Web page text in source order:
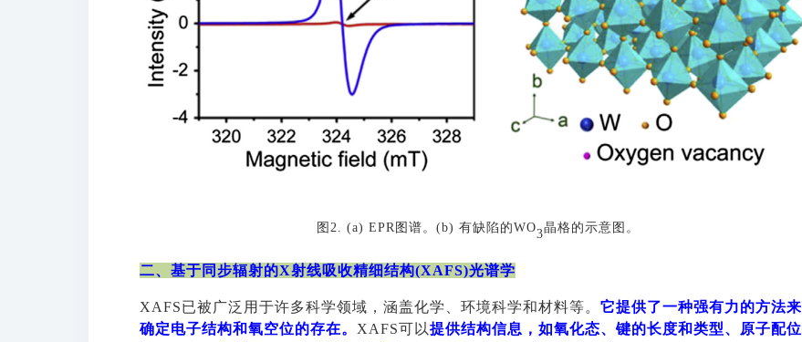
图 2. (a) EPR图谱。(b) 有缺陷的WO3晶格的示意图。
二、 基于同步辐射的X射线吸收精细结构(XAFS)光谱学
XAFS已被广泛用于许多科学领域，涵盖化学、环境科学和材料等。 它提供了一种强有力的方法来
确定电子结构和氧空位的存在。 XAFS可以提供结构信息，如氧化态、键的长度和类型、原子配位